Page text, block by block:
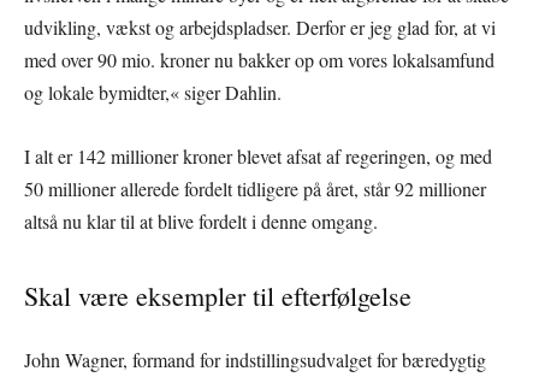
udvikling, vækst og arbejdspladser. Derfor er jeg glad for, at vi
med over 90 mio. kroner nu bakker op om vores lokalsamfund
og lokale bymidter,« siger Dahlin.
I alt er 142 millioner kroner blevet afsat af regeringen, og med
50 millioner allerede fordelt tidligere på året, står 92 millioner
altså nu klar til at blive fordelt i denne omgang.
Skal være eksempler til efterfølgelse
John Wagner, formand for indstillingsudvalget for bæredygtig